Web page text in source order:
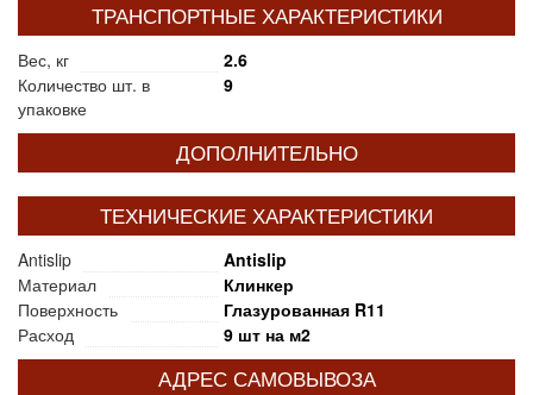
ТРАНСПОРТНЫЕ ХАРАКТЕРИСТИКИ
Вес, кг
2.6
Количество шт. в
упаковке
9
ДОПОЛНИТЕЛЬНО
ТЕХНИЧЕСКИЕ ХАРАКТЕРИСТИКИ
Antislip
Antislip
Материал
Клинкер
Поверхность
Глазурованная R11
Расход
9 шт на м2
АДРЕС САМОВЫВОЗА